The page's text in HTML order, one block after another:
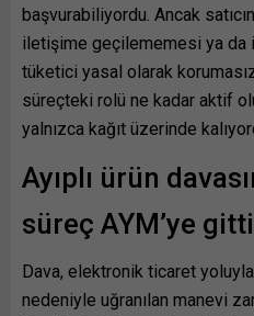
başvurabiliyordu. Ancak
iletişime geçilememesi ya da
tüketici yasal olarak
süreçteki rolü ne kadar aktif
yalnızca kağıt üzerinde
Ayıplı ürün
süreç AYM’ye gitti
Dava, elektronik ticaret yoluyla
nedeniyle uğranılan manevi